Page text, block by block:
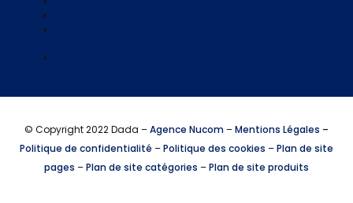
© Copyright 2022 Dada –Agence Nucom –Mentions Légales –
Politique de confidentialité –Politique des cookies –Plan de site
pages –Plan de site catégories –Plan de site produits